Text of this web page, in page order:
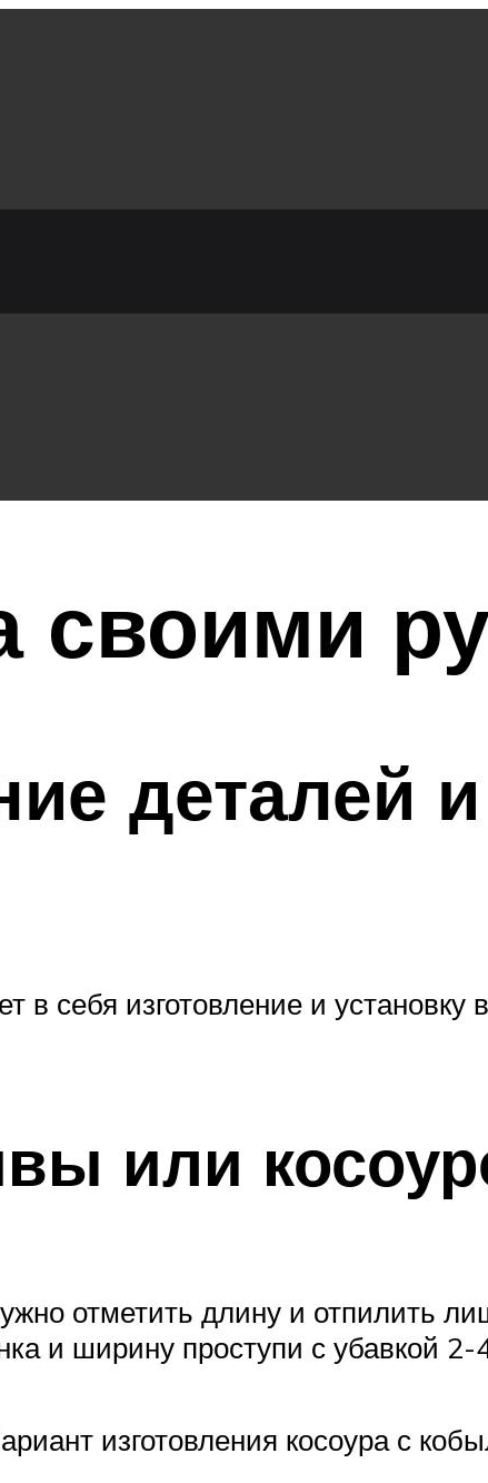
своими
деталей
в себя изготовление и установку
или
отметить длину и отпилить
и ширину проступи с убавкой 2-
изготовления косоура с